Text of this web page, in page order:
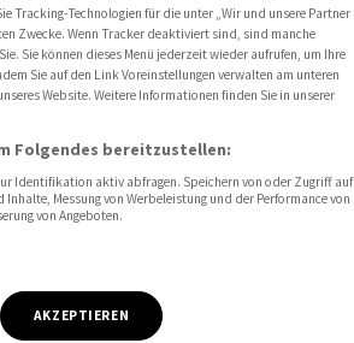
Tracking-Technologien für die unter „Wir und unsere Partner
Zwecke. Wenn Tracker deaktiviert sind, sind manche
Sie können dieses Menü jederzeit wieder aufrufen, um Ihre
Sie auf den Link Voreinstellungen verwalten am unteren
Website. Weitere Informationen finden Sie in unserer
Folgendes bereitzustellen:
Identifikation aktiv abfragen. Speichern von oder Zugriff auf
Messung von Werbeleistung und der Performance von
von Angeboten.
AKZEPTIEREN